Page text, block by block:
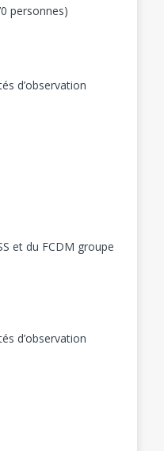
personnes)
d’observation
et du FCDM groupe
d’observation